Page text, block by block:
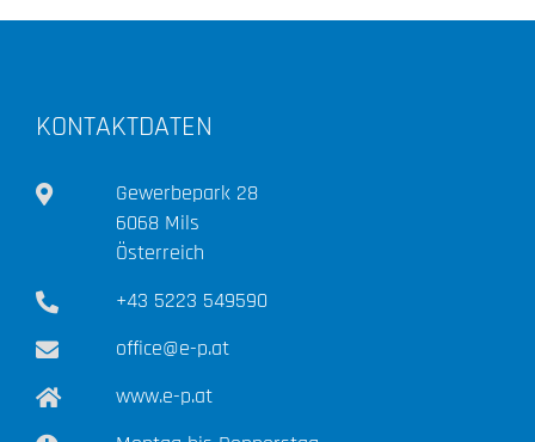
KONTAKTDATEN
Gewerbepark 28
6068 Mils
Österreich
+43 5223 549590
office@e-p.at
www.e-p.at